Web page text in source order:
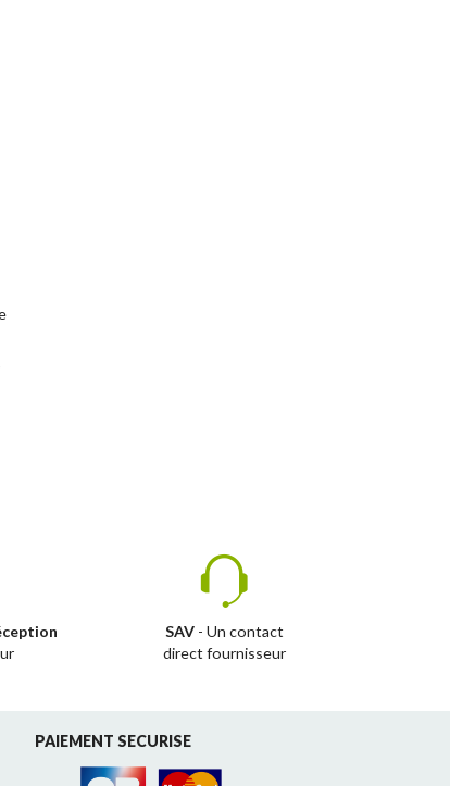
SAV- Un contact
direct fournisseur
PAIEMENT SECURISE